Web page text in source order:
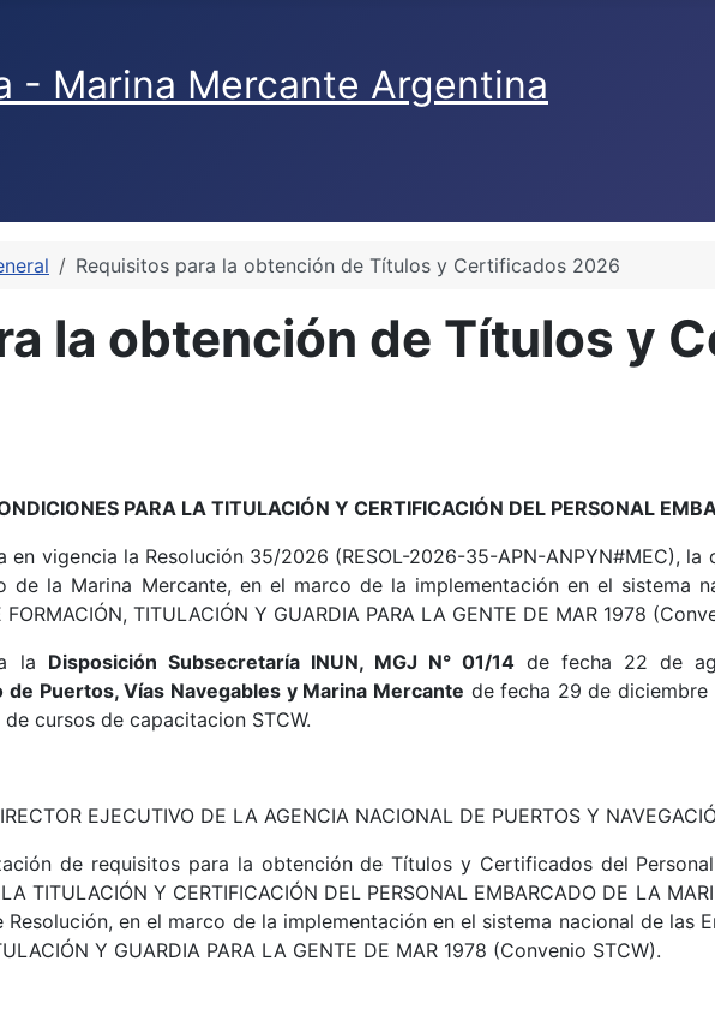
Requisitos para la obtención de Títulos y Certificados 2026
la obtención de Títulos y
PARA LA TITULACIÓN Y CERTIFICACIÓN DEL PERSONAL
vigencia la Resolución 35/2026 (RESOL-2026-35-APN-ANPYN#MEC),
de la Marina Mercante, en el marco de la implementación en el sistema
FORMACIÓN, TITULACIÓN Y GUARDIA PARA LA GENTE DE MAR 1978
la Disposición Subsecretaría INUN, MGJ N° 01/14 de fecha 22 de
Puertos, Vías Navegables y Marina Mercante de fecha 29 de
cursos de capacitacion STCW.
EJECUTIVO DE LA AGENCIA NACIONAL DE PUERTOS Y
de requisitos para la obtención de Títulos y Certificados del
LA TITULACIÓN Y CERTIFICACIÓN DEL PERSONAL EMBARCADO DE LA
en el marco de la implementación en el sistema nacional de las
Y GUARDIA PARA LA GENTE DE MAR 1978 (Convenio STCW).